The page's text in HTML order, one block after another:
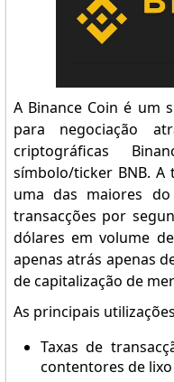
A Binance Coin é um
para negociação
criptográficas
símbolo/ticker BNB.
uma das maiores
transacções por
dólares em volume
apenas atrás apenas
de capitalização de
As principais
Taxas de
contentores de